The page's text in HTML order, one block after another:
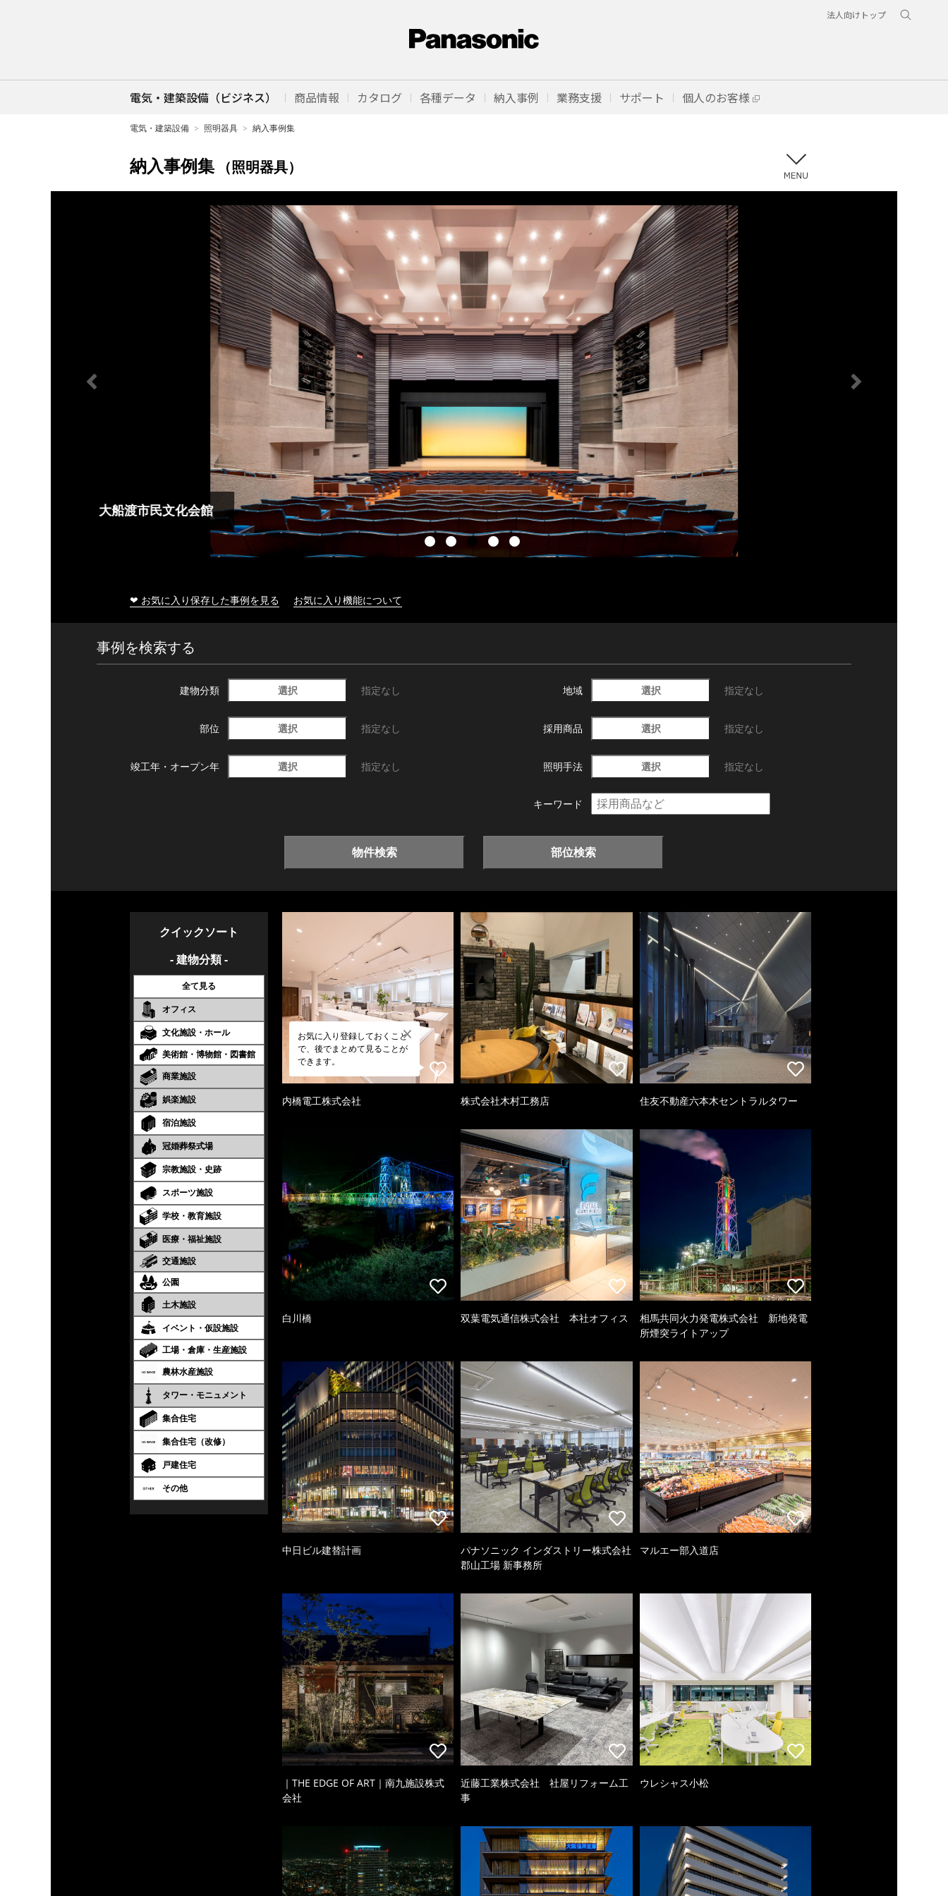
法人向けトップ
電気・建築設備（ビジネス） 商品情報 カタログ 各種データ 納入事例 業務支援 サポート 個人のお客様
電気・建築設備 照明器具 納入事例集
納入事例集 （照明器具）
大船渡市民文化会館
❤ お気に入り保存した事例を見る お気に入り機能について
事例を検索する
建物分類 選択 指定なし 地域 選択 指定なし
部位 選択 指定なし 採用商品 選択 指定なし
竣工年・ オープン年 選択 指定なし 照明手法 選択 指定なし
キーワード
物件検索 部位検索
クイックソート
- 建物分類 -
全て見る
オフィス
文化施設・ホール
美術館・博物館・図書館
商業施設
娯楽施設
宿泊施設
冠婚葬祭式場
宗教施設・史跡
スポーツ施設
学校・教育施設
医療・福祉施設
交通施設
公園
土木施設
イベント・仮設施設
工場・倉庫・生産施設
農林水産施設
タワー・モニュメント
集合住宅
集合住宅（改修）
戸建住宅
その他
お気に入り登録しておくこと
で、後でまとめて見ることが
できます。
内橋電工株式会社 株式会社木村工務店 住友不動産六本木セントラルタワー
白川橋 双葉電気通信株式会社 本社オフィス
相馬共同火力発電株式会社 新地発電
所煙突ライトアップ
中日ビル建替計画
パナソニック インダストリー株式会社
郡山工場 新事務所
マルエー部入道店
｜THE EDGE OF ART｜南九施設株式
会社
近藤工業株式会社 社屋リフォーム工
事
ウレシャス小松